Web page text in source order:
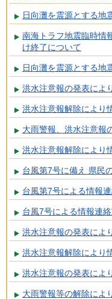
日向灘を震源とする地
南海トラフ地震臨時情
け終了について
日向灘を震源とする地
洪水注意報の発表によ
洪水注意報解除により
大雨警報、洪水注意報
洪水注意報解除により
台風第7号に備え 県民
台風第7号による情報
台風7号による情報連
洪水注意報の発表によ
洪水注意報解除により
洪水注意報の発表によ
大雨警報等の解除によ